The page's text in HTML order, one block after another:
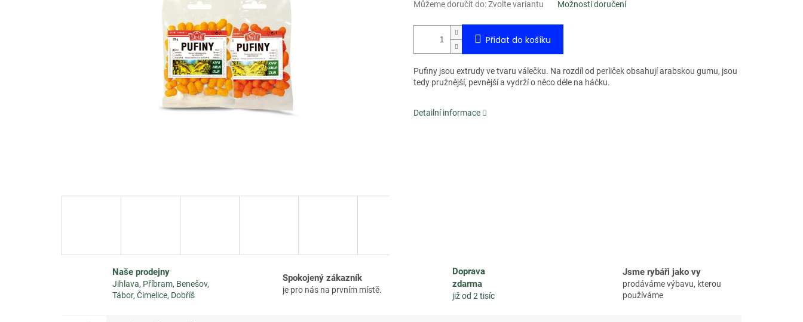
Můžeme doručit do:Zvolte variantu Možnosti doručení
Přidat do košíku
Pufiny jsou extrudy ve tvaru válečku. Na rozdíl od perliček obsahují arabskou gumu, jsou
tedy pružnější, pevnější a vydrží o něco déle na háčku.
Detailní informace
Naše prodejny
Jihlava, Příbram, Benešov,
Tábor, Čimelice, Dobříš
Spokojený zákazník
je pro nás na prvním místě.
Doprava
zdarma
již od 2 tisíc
Jsme rybáři jako vy
prodáváme výbavu, kterou
používáme